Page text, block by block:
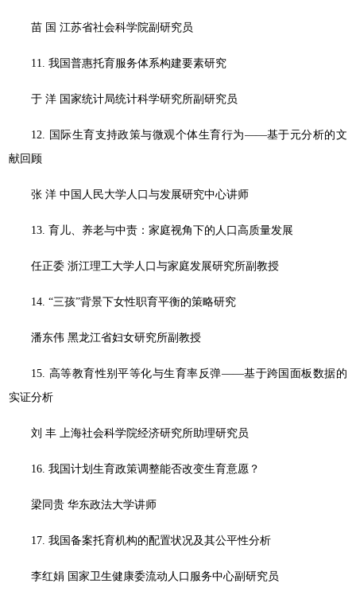
苗 国 江苏省社会科学院副研究员
11. 我国普惠托育服务体系构建要素研究
于 洋 国家统计局统计科学研究所副研究员
12. 国际生育支持政策与微观个体生育行为——基于元分析的文
献回顾
张 洋 中国人民大学人口与发展研究中心讲师
13. 育儿、养老与中责：家庭视角下的人口高质量发展
任正委 浙江理工大学人口与家庭发展研究所副教授
14. “三孩”背景下女性职育平衡的策略研究
潘东伟 黑龙江省妇女研究所副教授
15. 高等教育性别平等化与生育率反弹——基于跨国面板数据的
实证分析
刘 丰 上海社会科学院经济研究所助理研究员
16. 我国计划生育政策调整能否改变生育意愿？
梁同贵 华东政法大学讲师
17. 我国备案托育机构的配置状况及其公平性分析
李红娟 国家卫生健康委流动人口服务中心副研究员